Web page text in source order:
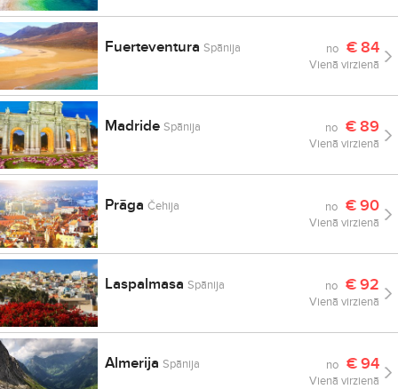
FuerteventuraSpānija no €84
Vienā virzienā
MadrideSpānija no €89
Vienā virzienā
PrāgaČehija no €90
Vienā virzienā
LaspalmasaSpānija no €92
Vienā virzienā
AlmerijaSpānija no €94
Vienā virzienā